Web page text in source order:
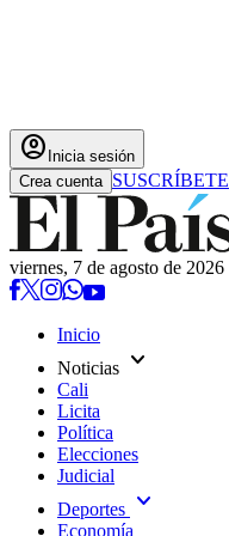
account_circle Inicia sesión
Crea cuenta SUSCRÍBETE
viernes, 7 de agosto de 2026
Inicio
Noticias expand_more
Cali
Licita
Política
Elecciones
Judicial
Deportes expand_more
Economía